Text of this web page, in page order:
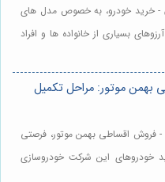
- خرید خودرو، به خصوص مدل های
بسیاری از خانواده ها و افراد
بهمن موتور: مراحل تکمیل
فروش اقساطی بهمن موتور، فرصتی
خودروهای این شرکت خودروسازی